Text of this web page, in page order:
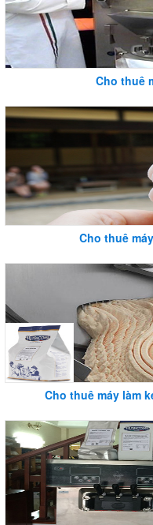
Cho thuê
Cho thuê
Cho thuê máy làm